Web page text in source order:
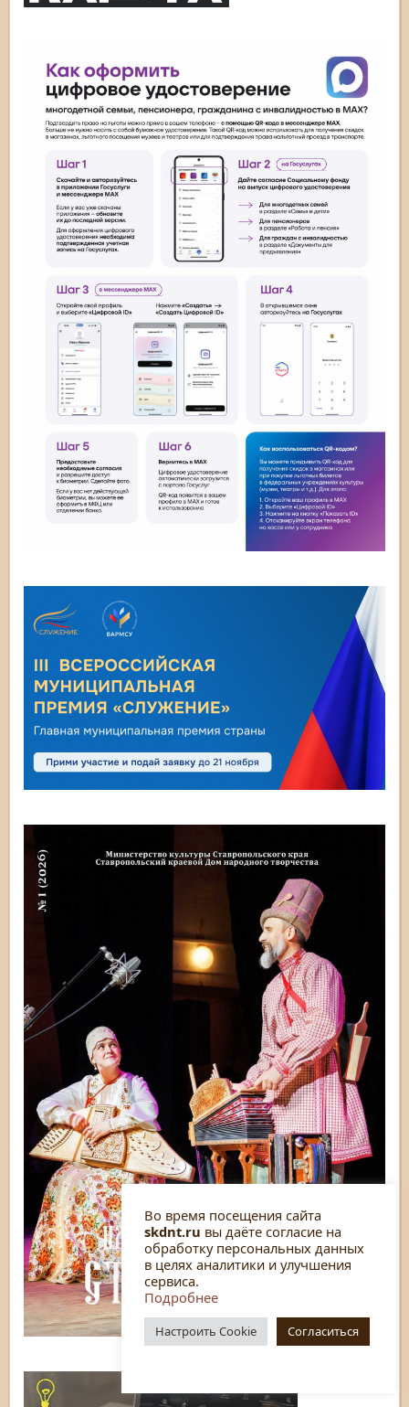
Во время посещения сайта
skdnt.ru вы даёте согласие на
обработку персональных данных
в целях аналитики и улучшения
сервиса.
Подробнее
Настроить Cookie Согласиться